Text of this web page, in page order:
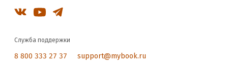
Служба поддержки
8 800 333 27 37 support@mybook.ru